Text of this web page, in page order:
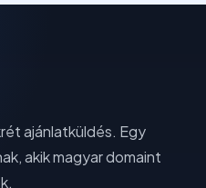
ajánlatküldés. Egy
akik magyar domaint